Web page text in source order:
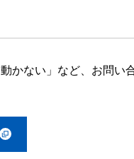
かない」など、お問い